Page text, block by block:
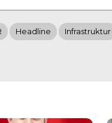
Headline Infrastruktur